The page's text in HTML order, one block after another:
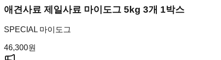
애견사료 제일사료 마이도그 5kg 3개 1박스
SPECIAL 마이도그
46,300원